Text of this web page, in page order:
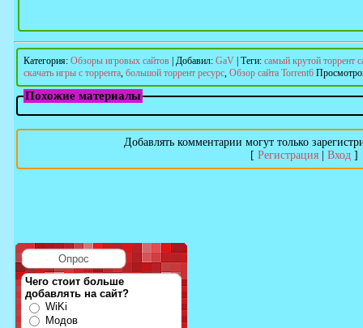
Категория: Обзоры игровых сайтов Добавил: GaV Теги: самый крутой торрент
скачать игры с торрента, большой торрент ресурс, Обзор сайта Torrent6
Похожие материалы
Добавлять комментарии могут только
[ Регистрация| Вход]
Опрос
Чего стоит больше
добавлять на сайт?
WiKi
Модов